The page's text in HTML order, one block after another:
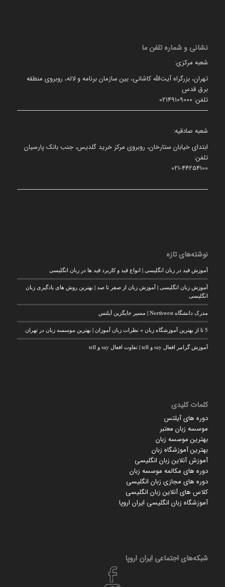
نشانی و شماره تلفن ما
شعبه مرکزی:
تهران، بزرگراه آیت‌الله کاشانی، بین سازمان برنامه و لاله، روبروی منطقه
برق قدس
تلفن: 02149109000
شعبه صادقیه:
ابتدای خیابان ستارخان، روبروی مرکز خرید گلدیس، جنب بانک پارسیان
تلفن:
021-44254100
نوشته‌های تازه
آموزش قید در زبان انگلیسی | انواع قید و کاربرد قید ها در زبان انگلیسی
آموزش زبان انگلیسی | آموزش زبان از صفر تا صد | بهترین روش های یادگیری زبان
انگلیسی
مدرک دانشگاه Northwest | مسیر جایگزین آیلتس
5 تا از بهترین آموزشگاه زبان + نظرات زبان آموزان | بهترین موسسه زبان در تهران
آموزش گرامر افعال say و tell | تفاوت افعال say و tell
کلمات کلیدی
دوره های آیلتس
موسسه زبان معتبر
بهترین موسسه زبان
بهترین آموزشگاه زبان
آموزش آنلاین زبان انگلیسی
دوره های مکالمه موسسه زبان
دوره های مجازی زبان انگلیسی
کلاس های آنلاین زبان انگلیسی
آموزشگاه زبان انگلیسی ایران اروپا
شبکه‌های اجتماعی ایران‌ اروپا